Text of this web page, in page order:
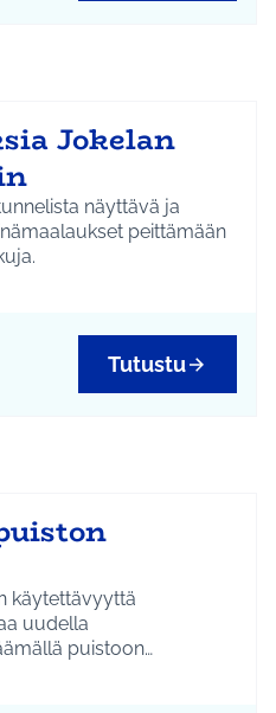
Jokelan
näyttävä ja
peittämään
Tutustu
käytettävyyttä
uudella
puistoon